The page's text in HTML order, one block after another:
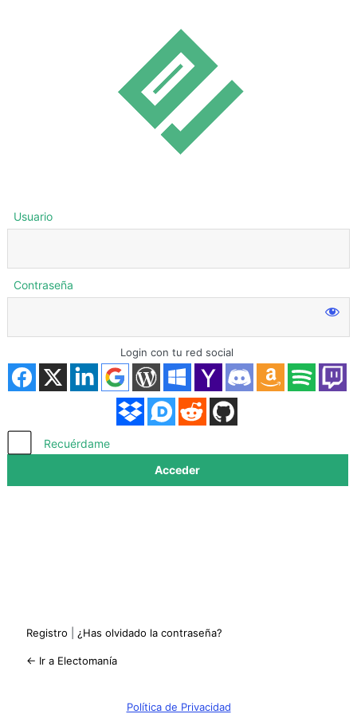
Acceder
Usuario
Contraseña
Login con tu red social
Recuérdame
Registro ¿Has olvidado la contraseña?
← Ir a Electomanía
Política de Privacidad